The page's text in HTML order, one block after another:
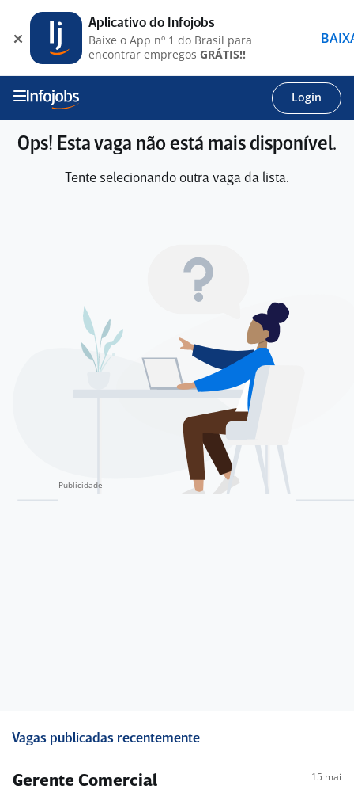
Login
Ops! Esta vaga não está mais disponível.
Tente selecionando outra vaga da lista.
Vagas publicadas recentemente
Gerente Comercial 15 mai
Aplicativo do Infojobs
Baixe o App nº 1 do Brasil para
encontrar empregos GRÁTIS!!